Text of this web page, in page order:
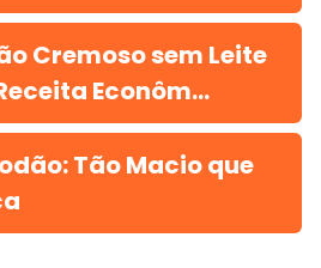
Cremoso sem Leite
Econôm...
Tão Macio que